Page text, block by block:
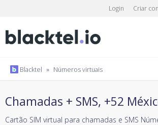
Login Criar
Blacktel » Números virtuais
Chamadas + SMS, +52
Cartão SIM virtual para chamadas e SMS